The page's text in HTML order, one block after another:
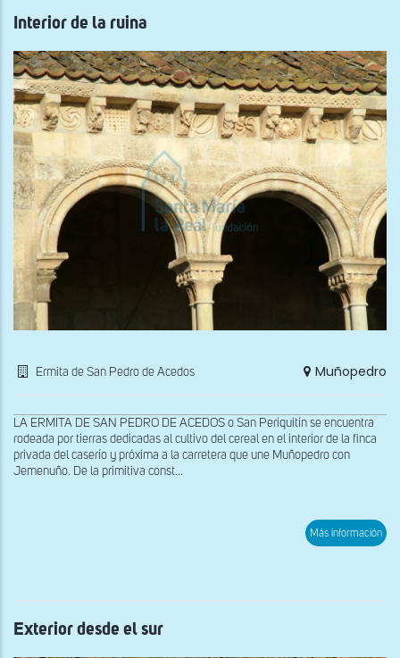
Interior de la ruina
Ermita de San Pedro de Acedos Muñopedro
LA ERMITA DE SAN PEDRO DE ACEDOS o San Periquitín se encuentra
rodeada por tierras dedicadas al cultivo del cereal en el interior de la finca
privada del caserío y próxima a la carretera que une Muñopedro con
Jemenuño. De la primitiva const...
Más información
Exterior desde el sur